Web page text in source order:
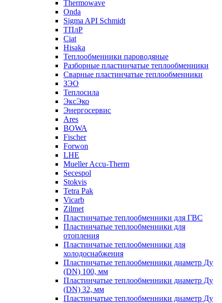
Thermowave
Onda
Sigma API Schmidt
ТПлР
Ciat
Hisaka
Теплообменники пароводяные
Разборные пластинчатые теплообменники
Сварные пластинчатые теплообменники
ЗЭО
Теплосила
ЭксЭко
Энергосервис
Ares
BOWA
Fischer
Forwon
LHE
Mueller Accu-Therm
Secespol
Stokvis
Tetra Pak
Vicarb
Zilmet
Пластинчатые теплообменники для ГВС
Пластинчатые теплообменники для
отопления
Пластинчатые теплообменники для
холодоснабжения
Пластинчатые теплообменники диаметр Ду
(DN) 100, мм
Пластинчатые теплообменники диаметр Ду
(DN) 32, мм
Пластинчатые теплообменники диаметр Ду